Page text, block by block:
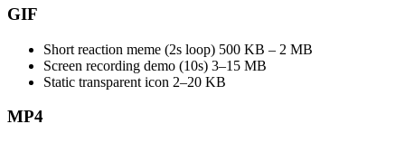
GIF
Short reaction meme (2s loop) 500 KB – 2 MB
Screen recording demo (10s) 3–15 MB
Static transparent icon 2–20 KB
MP4